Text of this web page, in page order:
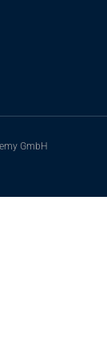
GmbH